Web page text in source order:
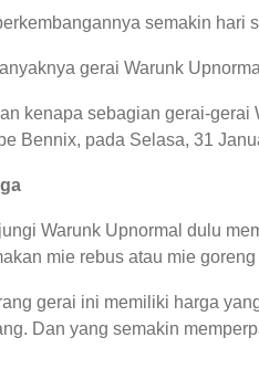
semakin hari
gerai Warunk
kenapa sebagian gerai-
Bennix, pada Selasa, 31
Warunk Upnormal dulu
mie rebus atau mie
gerai ini memiliki harga
Dan yang semakin